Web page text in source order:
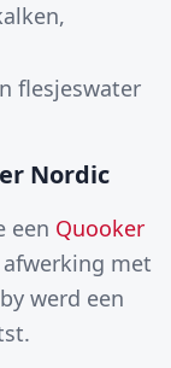
flesjeswater
Nordic
een Quooker
met
werd een